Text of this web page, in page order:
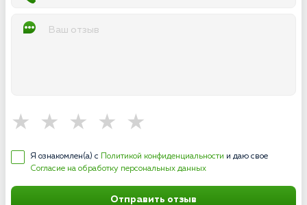
Я ознакомлен(а) с Политикой конфиденциальности и даю свое
Согласие на обработку персональных данных
Отправить отзыв